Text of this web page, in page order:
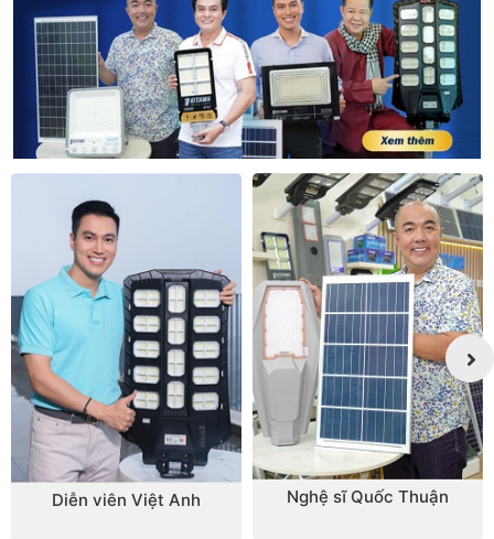
Diễn viên Việt Anh Nghệ sĩ Quốc Thuận